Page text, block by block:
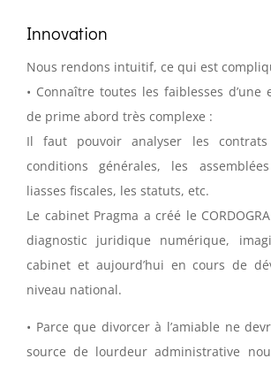
Innovation
Nous rendons intuitif, ce qui est
• Connaître toutes les faiblesses
de prime abord très complexe :
Il faut pouvoir analyser les
conditions générales, les
liasses fiscales, les statuts, etc.
Le cabinet Pragma a créé le
diagnostic juridique numérique,
cabinet et aujourd’hui en cours de
niveau national.
• Parce que divorcer à l’amiable ne
source de lourdeur administrative